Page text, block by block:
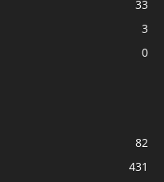
33
3
0
82
431